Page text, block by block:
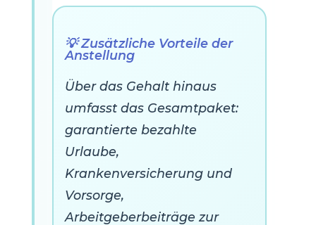
💡 Zusätzliche Vorteile der
Anstellung
Über das Gehalt hinaus
umfasst das Gesamtpaket:
garantierte bezahlte
Urlaube,
Krankenversicherung und
Vorsorge,
Arbeitgeberbeiträge zur